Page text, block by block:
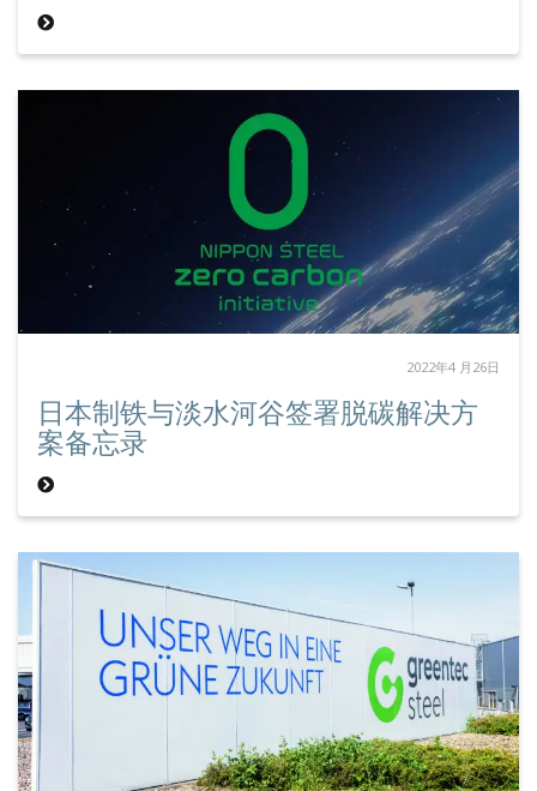
2022年4 月26日
日本制铁与淡水河谷签署脱碳解决方
案备忘录